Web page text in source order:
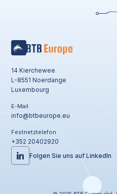
14 Kierchewee
L-8551 Noerdange
Luxembourg
E-Mail
info@btbeurope.eu
Festnetztelefon
+352 20402920
Folgen Sie uns auf LinkedIn